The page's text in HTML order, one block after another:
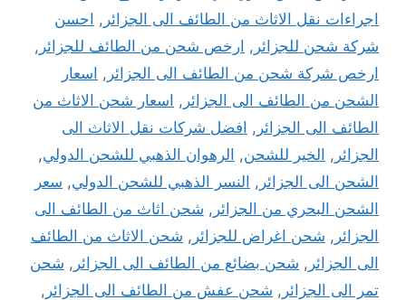
اجراءات نقل الاثاث من الطائف الى الجزائر , احسن
شركة شحن للجزائر , ارخص شحن من الطائف للجزائر ,
ارخص شركة شحن من الطائف الى الجزائر , اسعار
الشحن من الطائف الى الجزائر , اسعار شحن الاثاث من
الطائف الى الجزائر , افضل شركات نقل الاثاث الى
الجزائر , الخير للشحن, الرهوان الذهبي للشحن الدولي,
الشحن الى الجزائر , النسر الذهبي للشحن الدولي, سعر
الشحن البحري من الجزائر , شحن اثاث من الطائف الى
الجزائر , شحن اغراض للجزائر , شحن الاثاث من الطائف
الى الجزائر , شحن بضائع من الطائف الى الجزائر , شحن
تمر الى الجزائر , شحن عفش من الطائف الى الجزائر ,